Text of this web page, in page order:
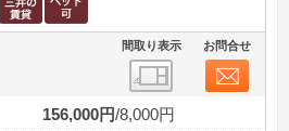
間取り表示 お問合せ
156,000円 8,000円